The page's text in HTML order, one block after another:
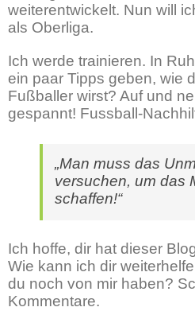
weiterentwickelt. Nun will
als Oberliga.
Ich werde trainieren. In
ein paar Tipps geben, wie
Fußballer wirst? Auf und
gespannt! Fussball-
„Man muss das
versuchen, um das
schaffen!“
Ich hoffe, dir hat dieser
Wie kann ich dir
du noch von mir haben?
Kommentare.